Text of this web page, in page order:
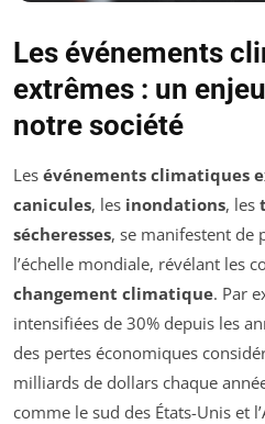
Les événements
extrêmes : un
notre société
Les événements climatiques
canicules, les inondations, les
sécheresses, se manifestent de
l’échelle mondiale, révélant les
changement climatique. Par
intensifiées de 30% depuis les
des pertes économiques
milliards de dollars chaque
comme le sud des États-Unis et